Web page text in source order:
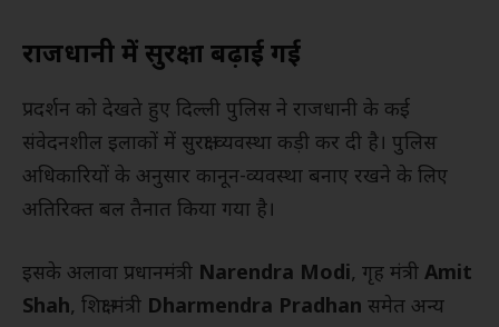
राजधानी में सुरक्षा बढ़ाई गई
प्रदर्शन को देखते हुए दिल्ली पुलिस ने राजधानी के कई
संवेदनशील इलाकों में सुरक्षा व्यवस्था कड़ी कर दी है। पुलिस
अधिकारियों के अनुसार कानून-व्यवस्था बनाए रखने के लिए
अतिरिक्त बल तैनात किया गया है।
इसके अलावा प्रधानमंत्री Narendra Modi, गृह मंत्री Amit
Shah, शिक्षा मंत्री Dharmendra Pradhan समेत अन्य